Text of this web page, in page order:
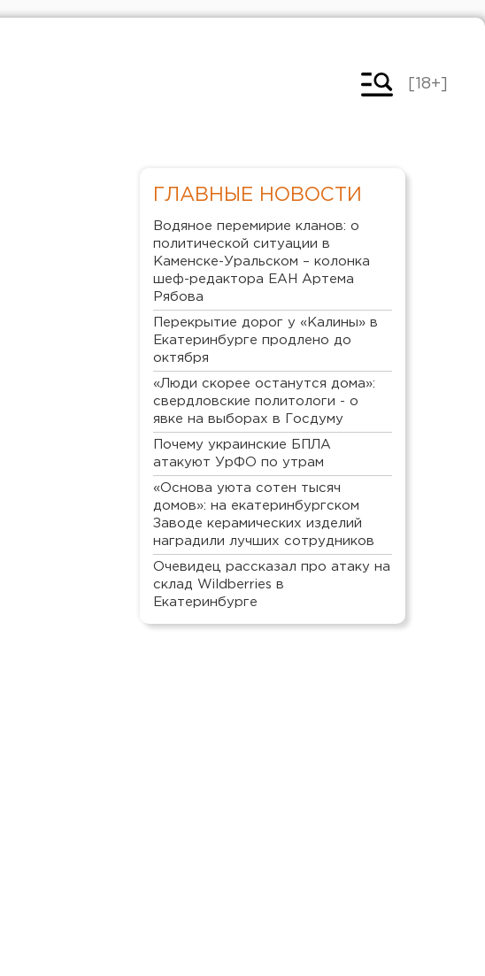
[18+]
ГЛАВНЫЕ НОВОСТИ
Водяное перемирие кланов: о
политической ситуации в
Каменске-Уральском – колонка
шеф-редактора ЕАН Артема
Рябова
Перекрытие дорог у «Калины» в
Екатеринбурге продлено до
октября
«Люди скорее останутся дома»:
свердловские политологи - о
явке на выборах в Госдуму
Почему украинские БПЛА
атакуют УрФО по утрам
«Основа уюта сотен тысяч
домов»: на екатеринбургском
Заводе керамических изделий
наградили лучших сотрудников
Очевидец рассказал про атаку на
склад Wildberries в
Екатеринбурге